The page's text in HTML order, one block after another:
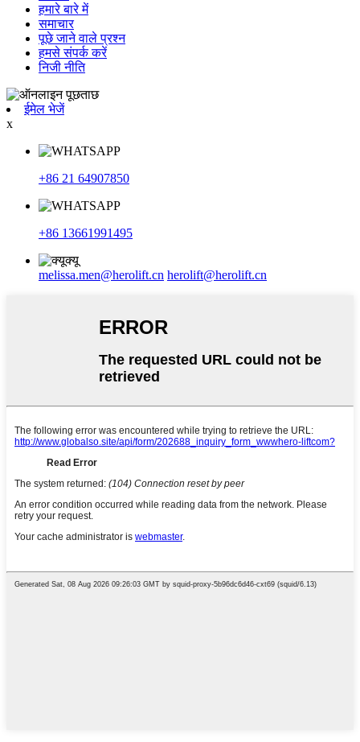
हमारे बारे में
समाचार
पूछे जाने वाले प्रश्न
हमसे संपर्क करें
निजी नीति
ईमेल भेजें
x
+86 21 64907850
+86 13661991495
melissa.men@herolift.cn herolift@herolift.cn